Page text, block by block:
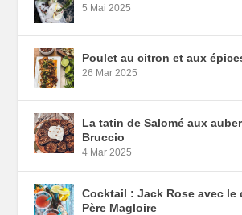
5 Mai 2025
Poulet au citron et aux
26 Mar 2025
La tatin de Salomé aux
Bruccio
4 Mar 2025
Cocktail : Jack Rose avec le
Père Magloire